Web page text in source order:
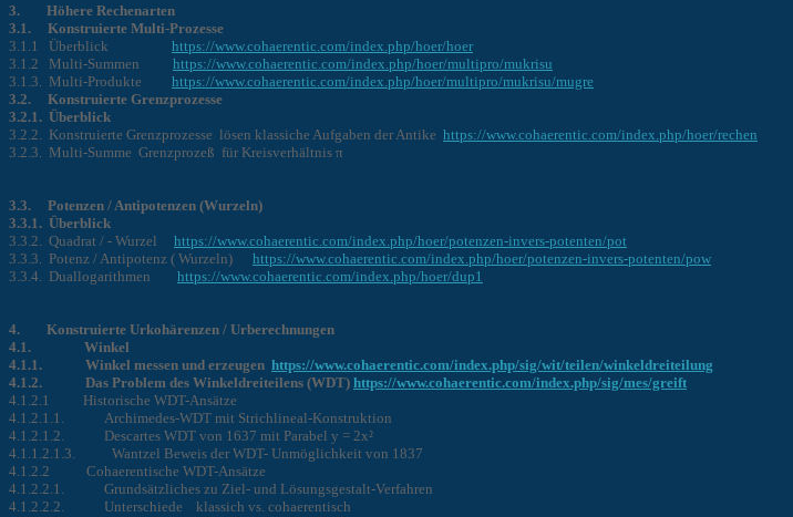
3. Höhere Rechenarten
3.1. Konstruierte Multi-Prozesse
3.1.1 Überblick https://www.cohaerentic.com/index.php/hoer/hoer
3.1.2 Multi-Summen https://www.cohaerentic.com/index.php/hoer/multipro/mukrisu
3.1.3. Multi-Produkte https://www.cohaerentic.com/index.php/hoer/multipro/mukrisu/mugre
3.2. Konstruierte Grenzprozesse
3.2.1. Überblick
3.2.2. Konstruierte Grenzprozesse lösen klassiche Aufgaben der Antike https://www.cohaerentic.com/index.php/hoer/rechen
3.2.3. Multi-Summe Grenzprozeß für Kreisverhältnis π
3.3. Potenzen / Antipotenzen (Wurzeln)
3.3.1. Überblick
3.3.2. Quadrat / - Wurzel https://www.cohaerentic.com/index.php/hoer/potenzen-invers-potenten/pot
3.3.3. Potenz / Antipotenz ( Wurzeln) https://www.cohaerentic.com/index.php/hoer/potenzen-invers-potenten/pow
3.3.4. Duallogarithmen https://www.cohaerentic.com/index.php/hoer/dup1
4. Konstruierte Urkohärenzen / Urberechnungen
4.1. Winkel
4.1.1. Winkel messen und erzeugen https://www.cohaerentic.com/index.php/sig/wit/teilen/winkeldreiteilung
4.1.2. Das Problem des Winkeldreiteilens (WDT) https://www.cohaerentic.com/index.php/sig/mes/greift
4.1.2.1 Historische WDT-Ansätze
4.1.2.1.1. Archimedes-WDT mit Strichlineal-Konstruktion
4.1.2.1.2. Descartes WDT von 1637 mit Parabel y = 2x²
4.1.1.2.1.3. Wantzel Beweis der WDT- Unmöglichkeit von 1837
4.1.2.2 Cohaerentische WDT-Ansätze
4.1.2.2.1. Grundsätzliches zu Ziel- und Lösungsgestalt-Verfahren
4.1.2.2.2. Unterschiede klassich vs. cohaerentisch